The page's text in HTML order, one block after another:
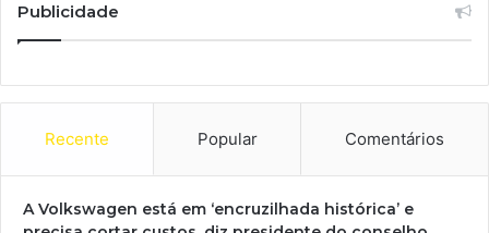
Publicidade
Recente Popular Comentários
A Volkswagen está em ‘encruzilhada histórica’ e